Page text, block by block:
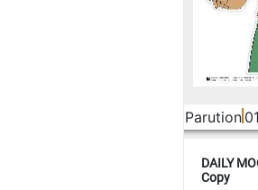
Parution
DAILY
Copy